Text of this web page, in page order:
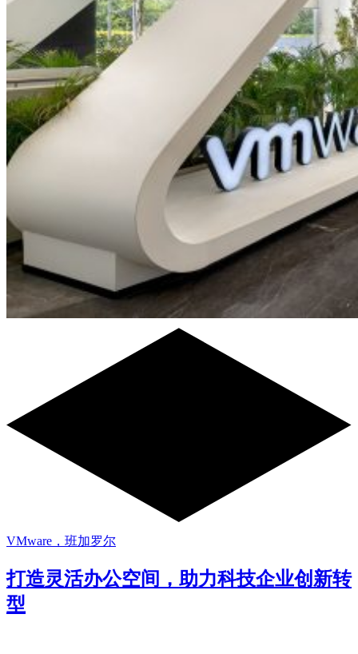
VMware，班加罗尔
打造灵活办公空间，助力科技企业创新转
型